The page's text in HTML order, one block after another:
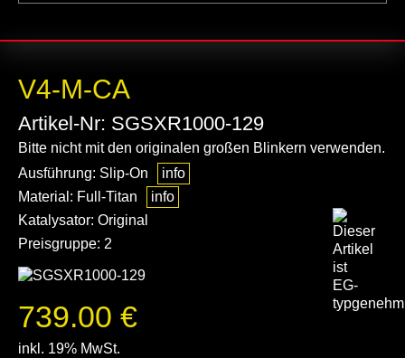
V4-M-CA
Artikel-Nr: SGSXR1000-129
Bitte nicht mit den originalen großen Blinkern verwenden.
Ausführung: Slip-On
info
Material: Full-Titan
info
Katalysator: Original
Preisgruppe: 2
739.00 €
inkl. 19% MwSt.